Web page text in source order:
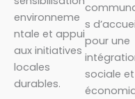
environneme
ntale et appui
aux initiatives
locales
durables.
s
pour une
sociale et